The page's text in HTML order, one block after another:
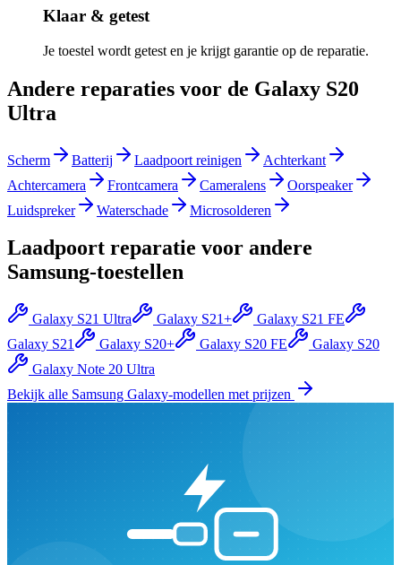
Klaar & getest
Je toestel wordt getest en je krijgt garantie op de reparatie.
Andere reparaties voor de Galaxy S20
Ultra
Scherm Batterij Laadpoort reinigen
Achterkant
Achtercamera
Frontcamera Cameralens
Oorspeaker
Luidspreker
Waterschade Microsolderen
Laadpoort reparatie voor andere
Samsung-toestellen
Galaxy S21 Ultra Galaxy S21+
Galaxy S21 FE
Galaxy S21
Galaxy S20+ Galaxy S20 FE
Galaxy S20
Galaxy Note 20 Ultra
Bekijk alle Samsung Galaxy-modellen met prijzen